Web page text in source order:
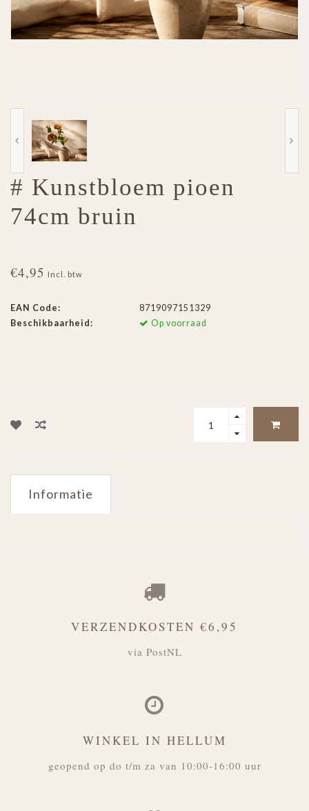
# Kunstbloem pioen
74cm bruin
€4,95 Incl. btw
EAN Code:
8719097151329
Beschikbaarheid:
Op voorraad
Informatie
VERZENDKOSTEN €6,95
via PostNL
WINKEL IN HELLUM
geopend op do t/m za van 10:00-16:00 uur